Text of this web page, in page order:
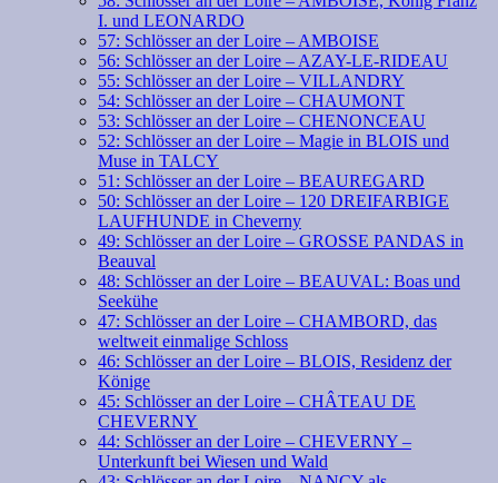
I. und LEONARDO
57: Schlösser an der Loire – AMBOISE
56: Schlösser an der Loire – AZAY-LE-RIDEAU
55: Schlösser an der Loire – VILLANDRY
54: Schlösser an der Loire – CHAUMONT
53: Schlösser an der Loire – CHENONCEAU
52: Schlösser an der Loire – Magie in BLOIS und
Muse in TALCY
51: Schlösser an der Loire – BEAUREGARD
50: Schlösser an der Loire – 120 DREIFARBIGE
LAUFHUNDE in Cheverny
49: Schlösser an der Loire – GROSSE PANDAS in
Beauval
48: Schlösser an der Loire – BEAUVAL: Boas und
Seekühe
47: Schlösser an der Loire – CHAMBORD, das
weltweit einmalige Schloss
46: Schlösser an der Loire – BLOIS, Residenz der
Könige
45: Schlösser an der Loire – CHÂTEAU DE
CHEVERNY
44: Schlösser an der Loire – CHEVERNY –
Unterkunft bei Wiesen und Wald